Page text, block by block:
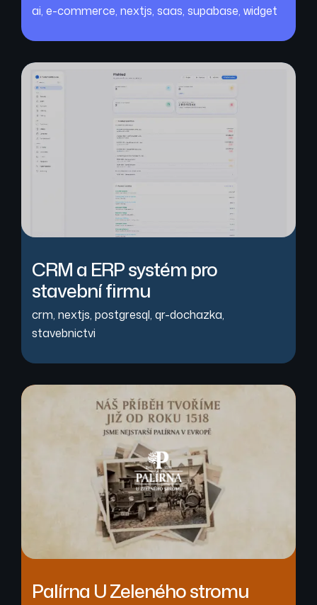
ai, e-commerce, nextjs, saas, supabase, widget
CRM a ERP systém pro
stavební firmu
crm, nextjs, postgresql, qr-dochazka,
stavebnictvi
Palírna U Zeleného stromu